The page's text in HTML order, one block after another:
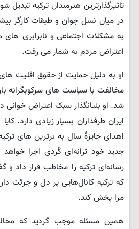
تاثیرگذارترین هنرمندان ترکیه
در میان نسل جوان و طبقات کارگر
به مشکلات اجتماعی و نابرابری
اعتراض مردم به شمار می رفت.
او به دلیل حمایت از حقوق اقلیت
مخالفت با سیاست های سرکوبگرانه
شد. او بنیانگذار سبک اعتراض خوانی
اهدای جایزهٔ سال به برترین های
جدید خود ترانه‌ای کُردی اجرا
رسانه‌ای ترکیه را مخاطب قرار
که ترکیه کانال‌هایی پر دل و جرئت
مرا پخش کند.
همین مسئله موجب گردید که